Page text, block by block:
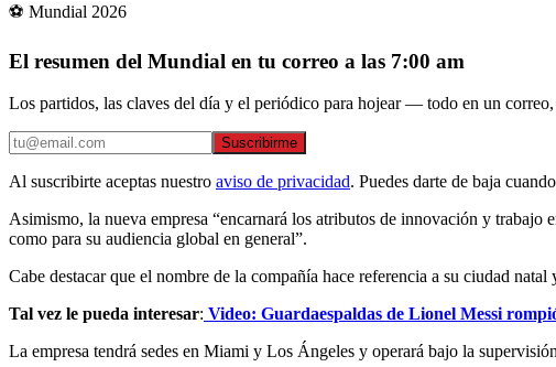
⚽ Mundial 2026
El resumen del Mundial en tu correo a las 7:00 am
Los partidos, las claves del día y el periódico para hojear — todo en un
Suscribirme
Al suscribirte aceptas nuestro aviso de privacidad. Puedes darte de baja
Asimismo, la nueva empresa “encarnará los atributos de innovación y trabajo
como para su audiencia global en general”.
Cabe destacar que el nombre de la compañía hace referencia a su ciudad
Tal vez le pueda interesar: Video: Guardaespaldas de Lionel Messi
La empresa tendrá sedes en Miami y Los Ángeles y operará bajo la